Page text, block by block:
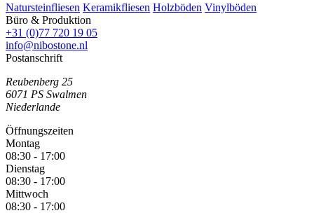
Natursteinfliesen Keramikfliesen Holzböden Vinylböden
Büro & Produktion
+31 (0)77 720 19 05
info@nibostone.nl
Postanschrift
Reubenberg 25
6071 PS Swalmen
Niederlande
Öffnungszeiten
Montag
08:30 - 17:00
Dienstag
08:30 - 17:00
Mittwoch
08:30 - 17:00